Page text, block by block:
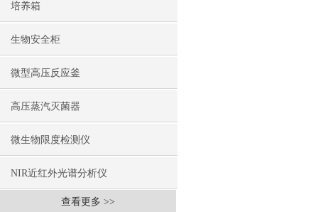
培养箱
生物安全柜
微型高压反应釜
高压蒸汽灭菌器
微生物限度检测仪
NIR近红外光谱分析仪
查看更多 >>